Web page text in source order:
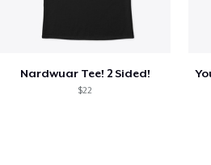
Nardwuar Tee! 2 Sided!
$22